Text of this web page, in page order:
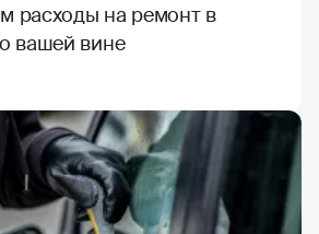
расходы на ремонт в
вашей вине